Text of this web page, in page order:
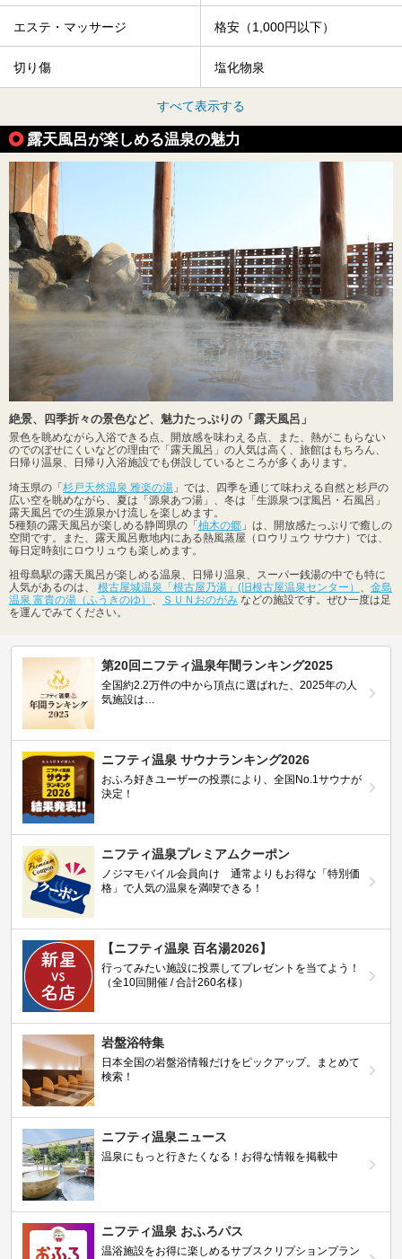
エステ・マッサージ 格安（1,000円以下）
切り傷 塩化物泉
すべて表示する
露天風呂が楽しめる温泉の魅力
絶景、四季折々の景色など、魅力たっぷりの「露天風呂」
景色を眺めながら入浴できる点、開放感を味わえる点、また、熱がこもらない
のでのぼせにくいなどの理由で「露天風呂」の人気は高く、旅館はもちろん、
日帰り温泉、日帰り入浴施設でも併設しているところが多くあります。
埼玉県の「 杉戸天然温泉 雅楽の湯 」では、四季を通じて味わえる自然と杉戸の
広い空を眺めながら、夏は「源泉あつ湯」、冬は「生源泉つぼ風呂・石風呂」
露天風呂での生源泉かけ流しを楽しめます。
5種類の露天風呂が楽しめる静岡県の「 柚木の郷 」は、開放感たっぷりで癒しの
空間です。また、露天風呂敷地内にある熱風蒸屋（ロウリュウ サウナ）では、
毎日定時刻にロウリュウも楽しめます。
祖母島駅の露天風呂が楽しめる温泉、日帰り温泉、スーパー銭湯の中でも特に
人気があるのは、 根古屋城温泉「根古屋乃湯」(旧根古屋温泉センター） 、 金島
温泉 富貴の湯（ふうきのゆ） 、 ＳＵＮおのがみ などの施設です。ぜひ一度は足
を運んでみてください。
第20回ニフティ温泉年間ランキング2025
全国約2.2万件の中から頂点に選ばれた、2025年の人
気施設は…
ニフティ温泉 サウナランキング2026
おふろ好きユーザーの投票により、全国No.1サウナが
決定！
ニフティ温泉プレミアムクーポン
ノジマモバイル会員向け 通常よりもお得な「特別価
格」で人気の温泉を満喫できる！
【ニフティ温泉 百名湯2026】
行ってみたい施設に投票してプレゼントを当てよう！
（全10回開催 / 合計260名様）
岩盤浴特集
日本全国の岩盤浴情報だけをピックアップ。まとめて
検索！
ニフティ温泉ニュース
温泉にもっと行きたくなる！お得な情報を掲載中
ニフティ温泉 おふろパス
温浴施設をお得に楽しめるサブスクリプションプラン